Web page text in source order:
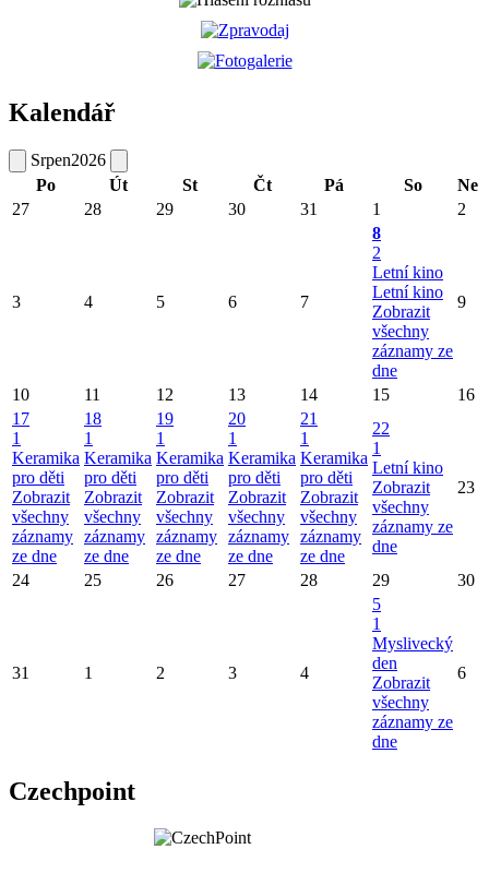
Kalendář
Srpen2026
Po
Út St Čt Pá So
Ne
27
28 29 30 31 1 2
3 4 5 6 7
8
2
Letní kino
Letní kino
Zobrazit
všechny
záznamy ze
dne
9
10 11 12 13 14 15
16
17
1
Keramika
pro děti
Zobrazit
všechny
záznamy
ze dne
18
1
Keramika
pro děti
Zobrazit
všechny
záznamy
ze dne
19
1
Keramika
pro děti
Zobrazit
všechny
záznamy
ze dne
20
1
Keramika
pro děti
Zobrazit
všechny
záznamy
ze dne
21
1
Keramika
pro děti
Zobrazit
všechny
záznamy
ze dne
22
1
Letní kino
Zobrazit
všechny
záznamy ze
dne
23
24 25 26 27 28 29 30
31 1 2 3 4
5
1
Myslivecký
den
Zobrazit
všechny
záznamy ze
dne
6
Czechpoint